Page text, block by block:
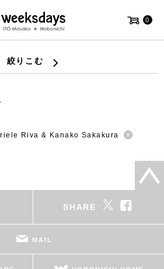
0
絞りこむ
Riva & Kanako Sakakura
SHARE
MAIL